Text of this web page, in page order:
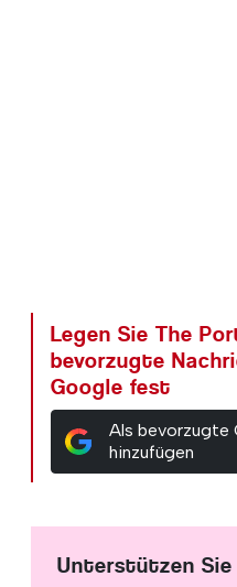
Legen Sie The
bevorzugte
Google fest
Als bevorzugte
hinzufügen
Unterstützen Sie